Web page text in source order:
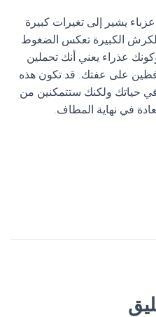
يشير إلى تغيرات كبيرة
الكبيرة تعكس الضغوط
عذراء يعني أنك تحملين
على عفتك. قد تكون هذه
في حياتك ولكنك ستتمكنين من
في نهاية المطاف.